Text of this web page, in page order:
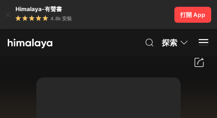
Himalaya-有聲書
4.8k 安裝
打開 App
探索